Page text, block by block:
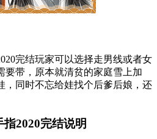
完结玩家可以选择走男线或者女
要带，原本就清贫的家庭雪上加
，同时不忘给娃找个后爹后娘，还
2020完结说明